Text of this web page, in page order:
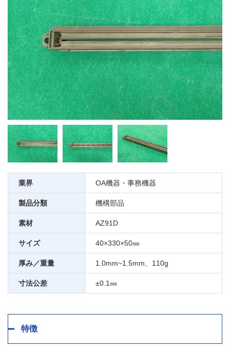
業界 OA機器・事務機器
製品分類 機構部品
素材 AZ91D
サイズ 40×330×50㎜
厚み／重量 1.0mm~1.5mm、110g
寸法公差 ±0.1㎜
特徴